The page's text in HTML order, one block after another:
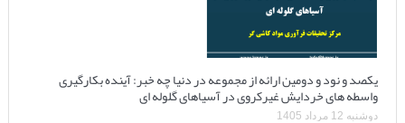
یکصد و نود و دومین ارائه از مجموعه در دنیا چه خبر: آینده بکارگیری
واسطه های خردایش غیرکروی در آسیاهای گلوله ای
دوشنبه 12 مرداد 1405